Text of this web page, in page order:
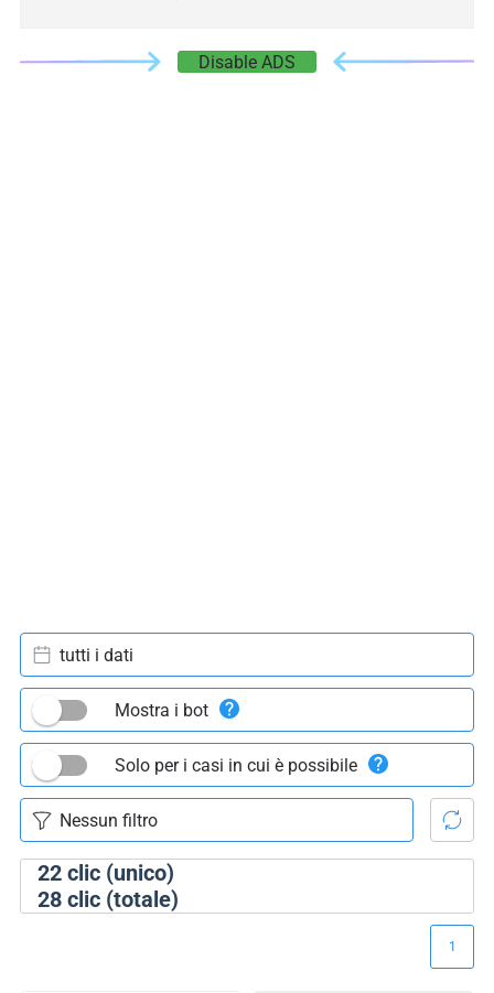
Disable ADS
22clic (unico)
28clic (totale)
tutti i dati
Mostra i bot
Solo per i casi in cui è possibile
1